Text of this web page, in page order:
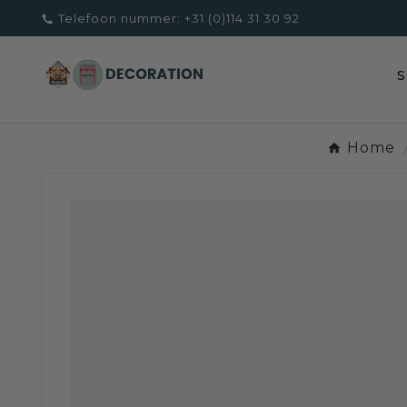
 Telefoon nummer: +31 (0)114 31 30 92
Home